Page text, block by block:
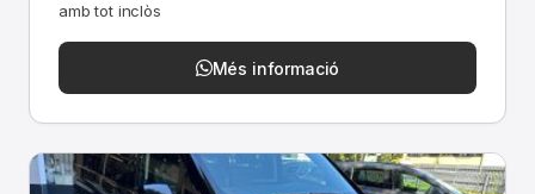
amb tot inclòs
Més informació